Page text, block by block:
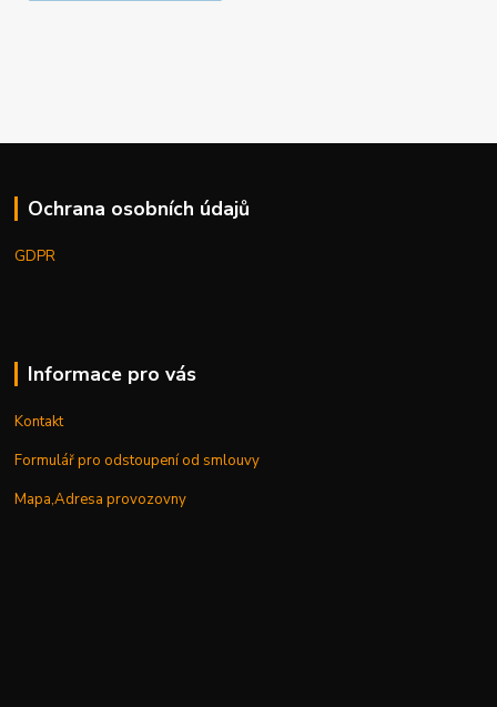
Ochrana osobních údajů
GDPR
Informace pro vás
Kontakt
Formulář pro odstoupení od smlouvy
Mapa,Adresa provozovny